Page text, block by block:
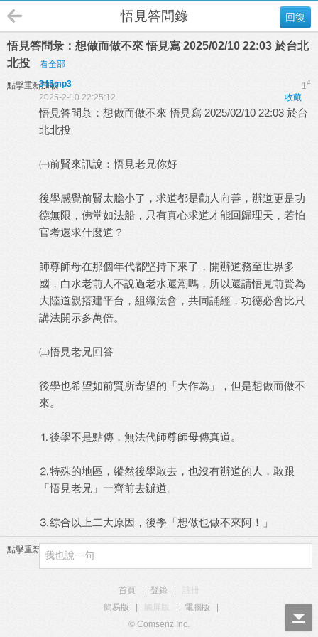
回復
悟見答問錄
悟見答問彔：想做而做不來 悟見寫 2025/02/10 22:03 於台北
北投
看全部
點擊重新加載 1#
345mp3
收藏
2025-2-10 22:25:12
悟見答問彔：想做而做不來 悟見寫 2025/02/10 22:03 於台
北北投
㈠前賢來訊說：悟見老兄你好
後學感覺前賢太膽小了，求道都是勸人向善，辦道更是功
德無限，佛堂如法船，只有真心求道才能回歸理天，若怕
官考還求什麼道？
師尊師母在那個年代都堅持下來了，開辦道務至世界多
國，白水老前人不說過老水還潮嗎，所以還請悟見前賢為
大陸道親搭建平台，組織法會，共同誦經，功德必會比只
講法開示多萬倍。
㈡悟見老兄回答
後學也希望如前賢所寄望的「大作為」，但是想做而做不
來。
⒈後學不是點傳，無法代師尊師母傳真道。
⒉特殊的地區，縱然後學敢去，也沒有辦道的人，敢跟
「悟見老兄」一齊前去辦道。
⒊綜合以上二大原因，後學「想做也做不來阿！」
點擊重新加載
首頁 登錄
簡易版
觸屏版 電腦版
© Comsenz Inc.